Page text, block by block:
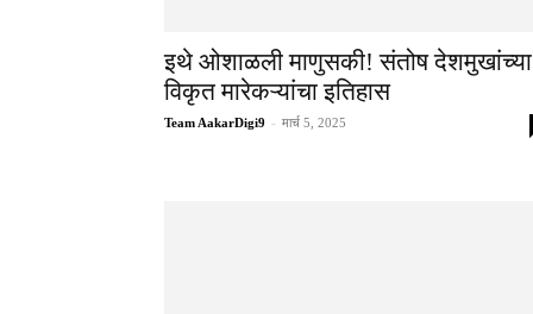
इथे ओशाळली माणुसकी! संतोष देशमुखांच्या
विकृत मारेकऱ्यांचा इतिहास
Team AakarDigi9 - मार्च 5, 2025